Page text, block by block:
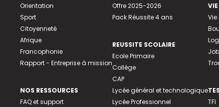
Orientation
Sport
Citoyenneté
Afrique
Francophonie
Rapport - Entreprise à mission
NOS RESSOURCES
FAQ et support
Offre 2025-2026
Pack Réussite 4 ans
REUSSITE SCOLAIRE
Ecole Primaire
Collège
CAP
Lycée général et technologique
Lycée Professionnel
Vie
TFI